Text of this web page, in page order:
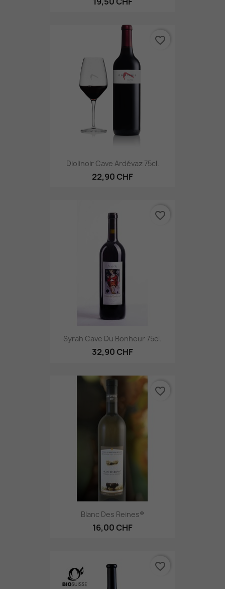
Diolinoir Cave Ardévaz 75cl.
22,90 CHF
favorite_border
Syrah Cave Du Bonheur 75cl.
32,90 CHF
favorite_border
Blanc Des Reines®
16,00 CHF
favorite_border
favorite_border